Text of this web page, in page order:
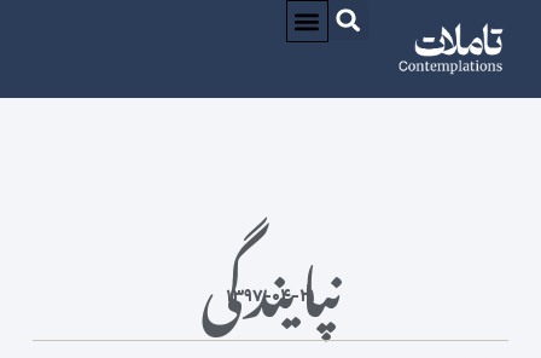
نپایندگی
۱۳۹۷-۰۴-۲۱